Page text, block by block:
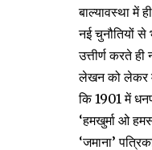
बाल्यावस्था में
नई चुनौतियों से
उत्तीर्ण करते
लेखन को लेकर
कि 1901 में
‘हमखुर्मा ओ
‘जमाना’